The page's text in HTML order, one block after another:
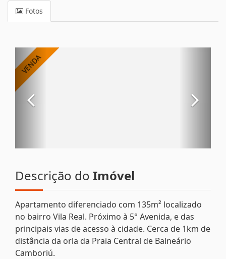
Fotos
Descrição do Imóvel
Apartamento diferenciado com 135m² localizado
no bairro Vila Real. Próximo à 5° Avenida, e das
principais vias de acesso à cidade. Cerca de 1km de
distância da orla da Praia Central de Balneário
Camboriú.